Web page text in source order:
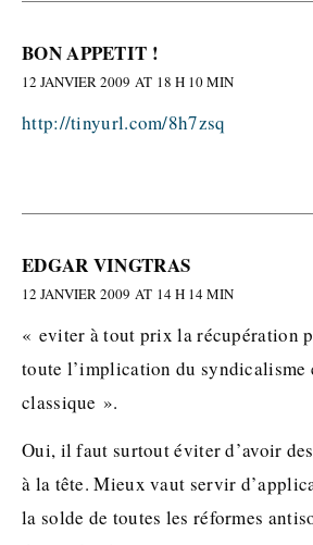
BON APPETIT !
12 JANVIER 2009 AT 18 H 10 MIN
http://tinyurl.com/8h7zsq
EDGAR VINGTRAS
12 JANVIER 2009 AT 14 H 14 MIN
« eviter à tout prix la récupération
toute l’implication du syndicalisme
classique ».
Oui, il faut surtout éviter d’avoir
à la tête. Mieux vaut servir
la solde de toutes les réformes